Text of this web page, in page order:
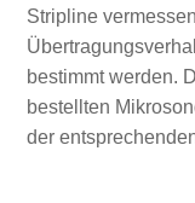
Stripline
bestimmt werden.
bestellten
der